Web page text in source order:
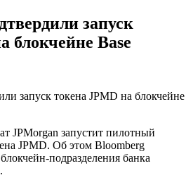
запуск
блокчейне Base
JPMorgan запустит пилотный
JPMD. Об этом Bloomberg
подразделения банка